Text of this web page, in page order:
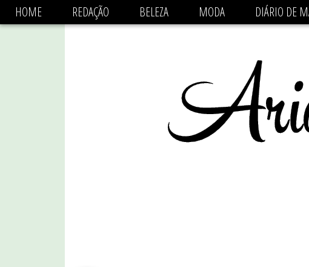
async='async' data-ad-client='ca-pub-1470782825684808'
HOME REDAÇÃO BELEZA MODA DIÁRIO DE